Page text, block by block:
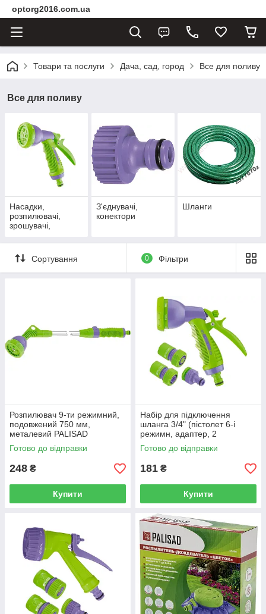
optorg2016.com.ua
Товари та послуги Дача, сад, город Все для поливу
Все для поливу
Насадки,
розпилювачі,
зрошувачі,
З'єднувачі,
конектори
Шланги
Сортування 0 Фільтри
Розпилювач 9-ти режимний,
подовжений 750 мм,
металевий PALISAD
Готово до відправки
248 ₴
Купити
Набір для підключення
шланга 3/4" (пістолет 6-і
режимн, адаптер, 2
з'єднувача) PALISAD
Готово до відправки
181 ₴
Купити